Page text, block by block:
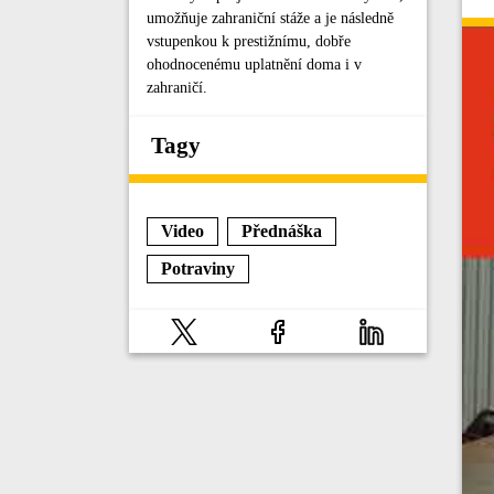
umožňuje zahraniční stáže a je následně
vstupenkou k prestižnímu, dobře
ohodnocenému uplatnění doma i v
zahraničí.
Tagy
Video
Přednáška
Potraviny